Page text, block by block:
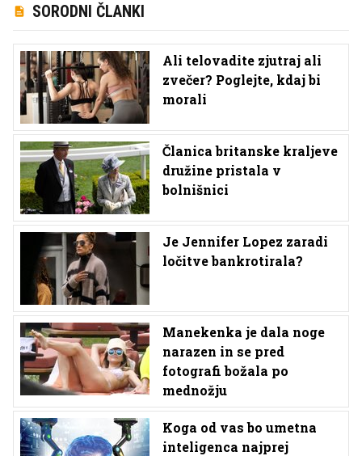
SORODNI ČLANKI
Ali telovadite zjutraj ali
zvečer? Poglejte, kdaj bi
morali
Članica britanske kraljeve
družine pristala v
bolnišnici
Je Jennifer Lopez zaradi
ločitve bankrotirala?
Manekenka je dala noge
narazen in se pred
fotografi božala po
mednožju
Koga od vas bo umetna
inteligenca najprej